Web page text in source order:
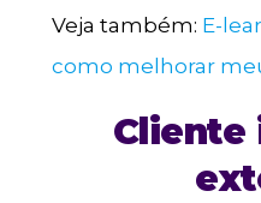
Veja também: E-
como melhorar
Cliente